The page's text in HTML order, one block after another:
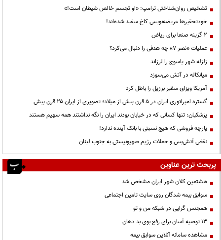
تشخیص روان‌شناختی ترامپ: «او تجسم خالص شیطان است!»
خودتحقیرها عریضه‌نویس کاخ سفید شده‌اند!
۲ گزینه صنعا برای ریاض
عملیات «نصر ۷» چه هدفی را دنبال می‌کرد؟
زلزله شهر یاسوج را لرزاند
میانکاله در آتش می‌سوزد
آمریکا ویزای سفیر برزیل را باطل کرد
گستره امپراتوری ایران در ۵ قرن پیش از میلاد؛ تصویری از ایران ۲۵ قرن پیش
پزشکیان: تنها کسانی که در خیابان بودند ایران را نگه نداشتند همه سهیم هستند
پارچه فروشی که هیچ نسبتی با بانک آینده ندارد!
نقض آتش‌بس و حملات رژیم صهیونیستی به جنوب لبنان
پربحث ترین عناوین
هشتمین کلان شهر ایران مشخص شد
سوابق بیمه شدگان روی سایت تامین اجتماعی
همجنس گرایی در شبکه من و تو
13 توصیه آسان برای رفع بوی بد دهان
مشاهده سامانه آنلاين سوابق بیمه